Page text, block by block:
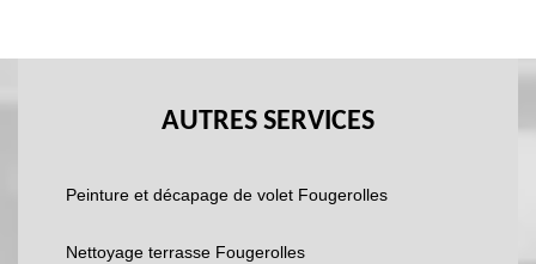
AUTRES SERVICES
Peinture et décapage de volet Fougerolles
Nettoyage terrasse Fougerolles